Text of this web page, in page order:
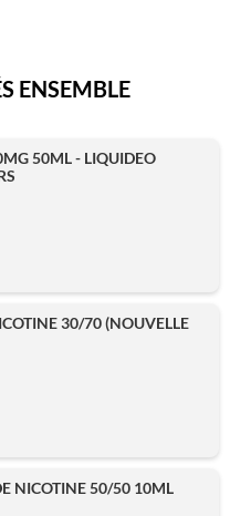
ENSEMBLE
50ML - LIQUIDEO
30/70 (NOUVELLE
NICOTINE 50/50 10ML